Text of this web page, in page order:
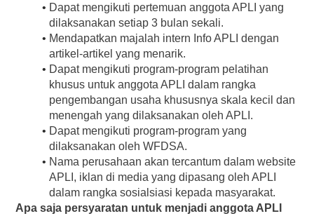
Dapat mengikuti pertemuan anggota APLI yang
dilaksanakan setiap 3 bulan sekali.
Mendapatkan majalah intern Info APLI dengan
artikel-artikel yang menarik.
Dapat mengikuti program-program pelatihan
khusus untuk anggota APLI dalam rangka
pengembangan usaha khususnya skala kecil dan
menengah yang dilaksanakan oleh APLI.
Dapat mengikuti program-program yang
dilaksanakan oleh WFDSA.
Nama perusahaan akan tercantum dalam website
APLI, iklan di media yang dipasang oleh APLI
dalam rangka sosialsiasi kepada masyarakat.
Apa saja persyaratan untuk menjadi anggota APLI